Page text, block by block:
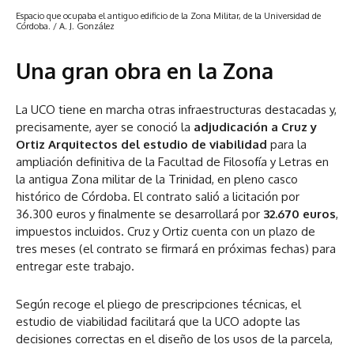
Espacio que ocupaba el antiguo edificio de la Zona Militar, de la Universidad de
Córdoba. / A. J. González
Una gran obra en la Zona
La UCO tiene en marcha otras infraestructuras destacadas y,
precisamente, ayer se conoció la adjudicación a Cruz y
Ortiz Arquitectos del estudio de viabilidad para la
ampliación definitiva de la Facultad de Filosofía y Letras en
la antigua Zona militar de la Trinidad, en pleno casco
histórico de Córdoba. El contrato salió a licitación por
36.300 euros y finalmente se desarrollará por 32.670 euros,
impuestos incluidos. Cruz y Ortiz cuenta con un plazo de
tres meses (el contrato se firmará en próximas fechas) para
entregar este trabajo.
Según recoge el pliego de prescripciones técnicas, el
estudio de viabilidad facilitará que la UCO adopte las
decisiones correctas en el diseño de los usos de la parcela,